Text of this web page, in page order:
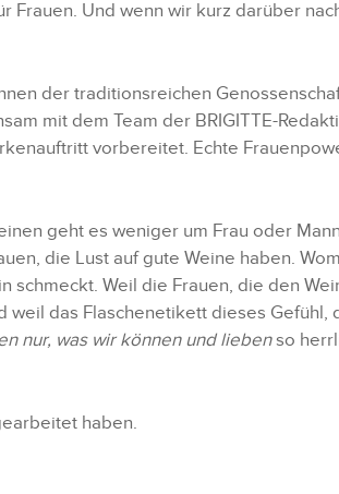
Frauen. Und wenn wir kurz darüber
der traditionsreichen
mit dem Team der BRIGITTE-
vorbereitet. Echte
geht es weniger um Frau oder
die Lust auf gute Weine haben.
Weil die Frauen, die den
weil das Flaschenetikett dieses Gefühl,
nur, was wir können und liebenso
haben.